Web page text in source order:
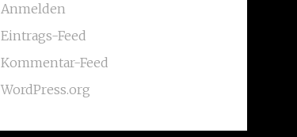
Anmelden
Eintrags-Feed
Kommentar-Feed
WordPress.org